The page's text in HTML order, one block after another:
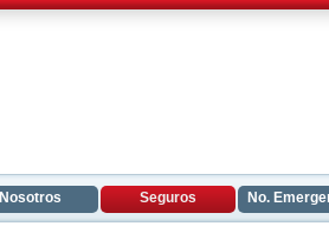
Nosotros Seguros No.